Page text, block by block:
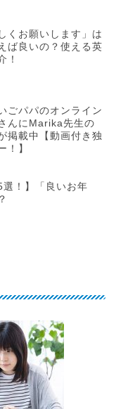
くお願いします」は
ば良いの？使える英
！
ごパパのオンライン
んにMarika先生の
掲載中【動画付き独
！】
選！】「良いお年